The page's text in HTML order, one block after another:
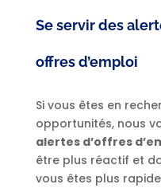
Se servir des
offres d’emploi
Si vous êtes en
opportunités, nous
alertes d’offres
être plus réactif et
vous êtes plus